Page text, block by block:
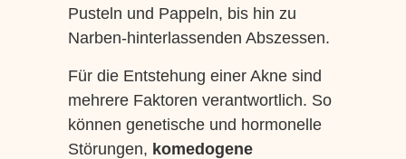
Pusteln und Pappeln, bis hin zu
Narben-hinterlassenden Abszessen.
Für die Entstehung einer Akne sind
mehrere Faktoren verantwortlich. So
können genetische und hormonelle
Störungen, komedogene